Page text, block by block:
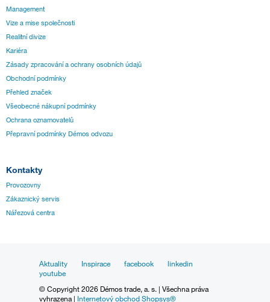
Management
Vize a mise společnosti
Realitní divize
Kariéra
Zásady zpracování a ochrany osobních údajů
Obchodní podmínky
Přehled značek
Všeobecné nákupní podmínky
Ochrana oznamovatelů
Přepravní podmínky Démos odvozu
Kontakty
Provozovny
Zákaznický servis
Nářezová centra
Aktuality Inspirace facebook
linkedin
youtube
© Copyright 2026 Démos trade, a. s. | Všechna práva
vyhrazena | Internetový obchod Shopsys®